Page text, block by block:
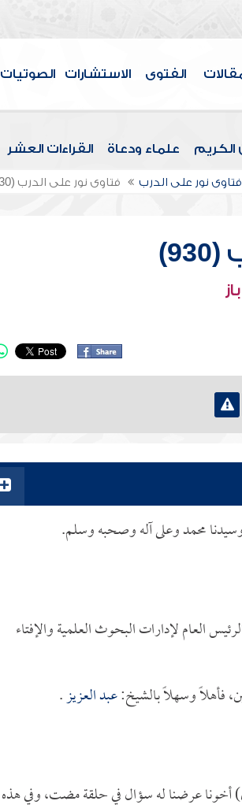
الفتوى الاستشارات الصوتيات
الكريم علماء ودعاة القراءات العشر
نور على الدرب فتاوى نور على الدرب (930)
وسيدنا محمد وعلى آله وصحبه وسلم.
العام لإدارات البحوث العلمية والإفتاء
فأهلاً وسهلاً بالشيخ:عبد العزيز.
عرضنا له سؤال في حلقة مضت، وفي هذه